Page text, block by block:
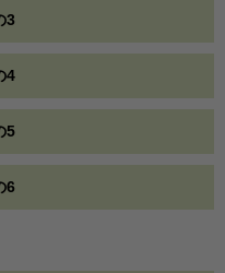
3
4
5
6